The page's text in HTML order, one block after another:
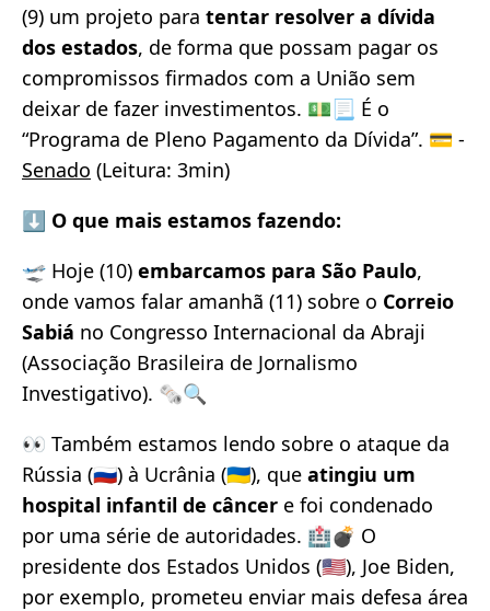
(9) um projeto para tentar resolver a dívida
dos estados, de forma que possam pagar os
compromissos firmados com a União sem
deixar de fazer investimentos. 💵📃 É o
“Programa de Pleno Pagamento da Dívida”. 💳 -
Senado (Leitura: 3min)
⬇️ O que mais estamos fazendo:
🛫 Hoje (10) embarcamos para São Paulo,
onde vamos falar amanhã (11) sobre o Correio
Sabiá no Congresso Internacional da Abraji
(Associação Brasileira de Jornalismo
Investigativo). 🗞️🔍
👀 Também estamos lendo sobre o ataque da
Rússia (🇷🇺) à Ucrânia (🇺🇦), que atingiu um
hospital infantil de câncer e foi condenado
por uma série de autoridades. 🏥💣 O
presidente dos Estados Unidos (🇺🇸), Joe Biden,
por exemplo, prometeu enviar mais defesa área